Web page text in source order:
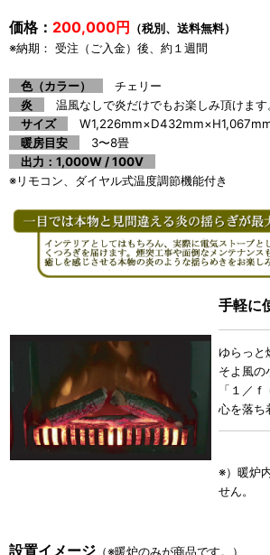
価格： 200,000円
（税別、送料無料）
※納期： 受注（ご入金）後、約１週間
色（カラー）
チェリー
炎
温風なしで炎だけでもお楽しみ頂けます
サイズ
暖房目安
3〜8畳
出力：1,000W / 100V
※リモコン、ダイヤル式温度調節機能付き
手軽に
ゆらっと
そよ風の
「１／
心を落ち
※）暖炉
せん。
設置イメージ （※暖炉のみが商品です。）